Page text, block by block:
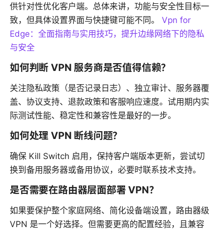
供针对性优化客户端。总体来讲，功能与安全性目标一
致，但具体设置界面与快捷键可能不同。 Vpn for
Edge：全面指南与实用技巧，提升边缘网络下的隐私
与安全
如何判断 VPN 服务商是否值得信赖？
关注隐私政策（是否记录日志）、独立审计、服务器覆
盖、协议支持、退款政策和客服响应速度。试用期内实
际测试性能、稳定性和兼容性是最好的一步。
如何处理 VPN 断线问题？
确保 Kill Switch 启用，保持客户端版本更新，尝试切
换到备用服务器或备用协议，必要时联系技术支持。
是否需要在路由器层面部署 VPN？
如果要保护整个家庭网络、简化设备端设置，路由器级
VPN 是一个好选择。但需要更高的配置经验，且兼容